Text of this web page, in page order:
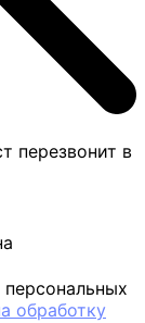
перезвонит в
обработку